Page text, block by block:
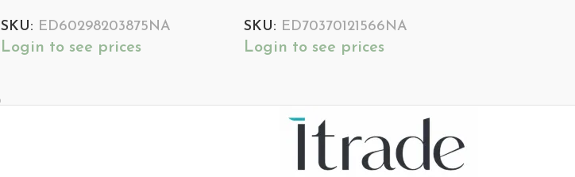
SKU: ED60298203875NA
Login to see prices
SKU: ED70370121566NA
Login to see prices